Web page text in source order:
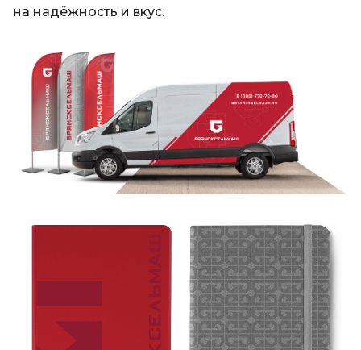
на надёжность и вкус.